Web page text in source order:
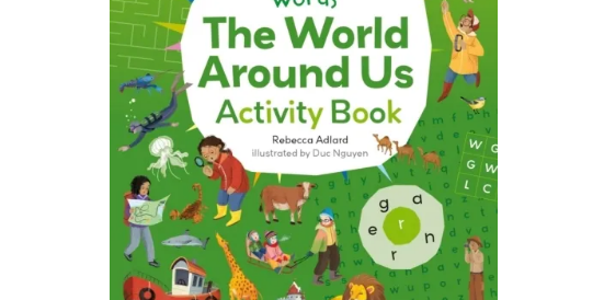
Powiększony kursor
Pomoc w czytaniu
Podkreślenie linków